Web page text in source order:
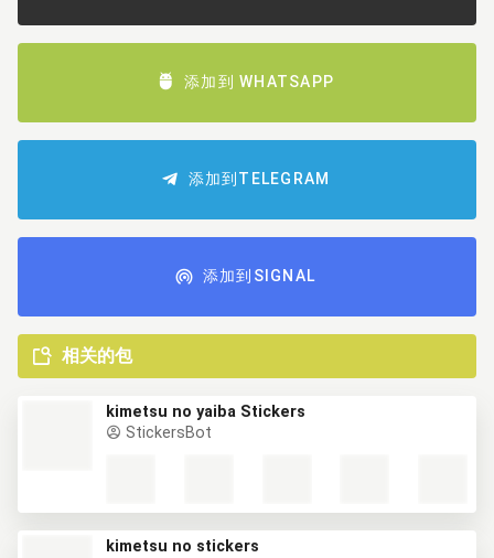
添加到 WHATSAPP
添加到TELEGRAM
添加到SIGNAL
相关的包
kimetsu no yaiba Stickers
StickersBot
kimetsu no stickers